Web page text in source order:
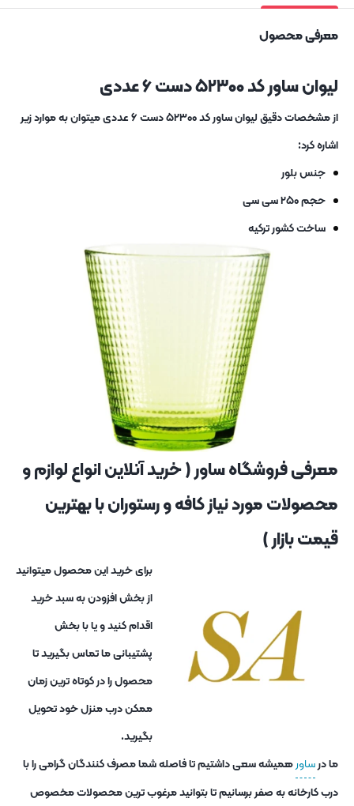
معرفی محصول
لیوان ساور کد ۵۲۳۰۰ دست ۶ عددی
از مشخصات دقیق لیوان ساور کد ۵۲۳۰۰ دست ۶ عددی میتوان به موارد زیر
اشاره کرد:
جنس بلور
حجم ۲۵۰ سی سی
ساخت کشور ترکیه
معرفی فروشگاه ساور ( خرید آنلاین انواع لوازم و
محصولات مورد نیاز کافه و رستوران با بهترین
قیمت بازار )
برای خرید این محصول میتوانید
از بخش افزودن به سبد خرید
اقدام کنید و یا با بخش
پشتیبانی ما تماس بگیرید تا
محصول را در کوتاه ترین زمان
ممکن درب منزل خود تحویل
بگیرید.
ما درساورهمیشه سعی داشتیم تا فاصله شما مصرف کنندگان گرامی را با
درب کارخانه به صفر برسانیم تا بتوانید مرغوب ترین محصولات مخصوص